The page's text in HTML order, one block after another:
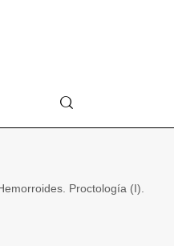
Buscar
Proctología (I).